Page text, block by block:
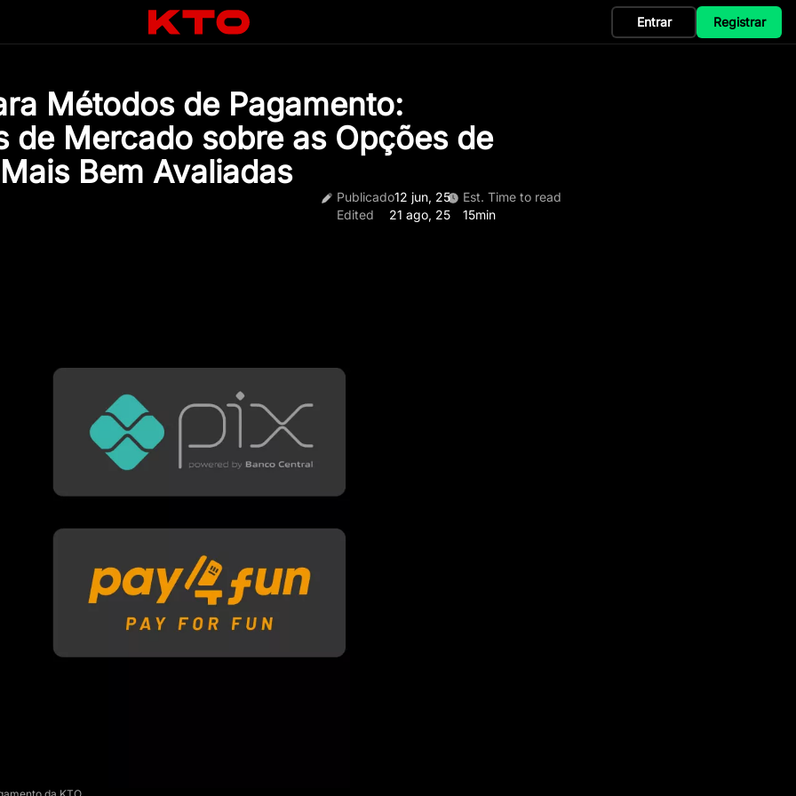
Entrar Registrar
Métodos de Pagamento:
de Mercado sobre as Opções de
Bem Avaliadas
Publicado12 jun, 25
Edited
21 ago, 25
Est. Time to read
15min